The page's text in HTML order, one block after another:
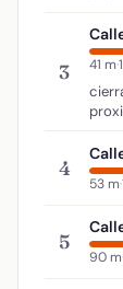
3 41 m·
4
53 m·
5
90 m